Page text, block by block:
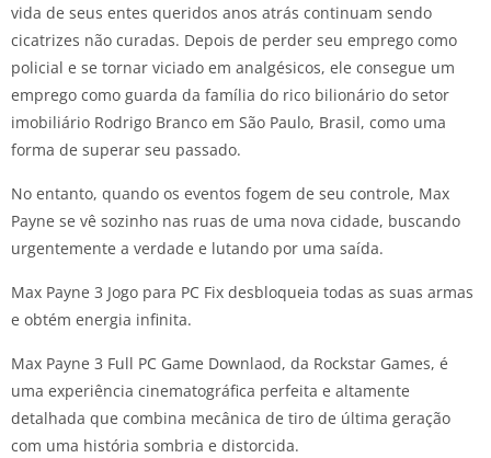
vida de seus entes queridos anos atrás continuam sendo
cicatrizes não curadas. Depois de perder seu emprego como
policial e se tornar viciado em analgésicos, ele consegue um
emprego como guarda da família do rico bilionário do setor
imobiliário Rodrigo Branco em São Paulo, Brasil, como uma
forma de superar seu passado.
No entanto, quando os eventos fogem de seu controle, Max
Payne se vê sozinho nas ruas de uma nova cidade, buscando
urgentemente a verdade e lutando por uma saída.
Max Payne 3 Jogo para PC Fix desbloqueia todas as suas armas
e obtém energia infinita.
Max Payne 3 Full PC Game Downlaod, da Rockstar Games, é
uma experiência cinematográfica perfeita e altamente
detalhada que combina mecânica de tiro de última geração
com uma história sombria e distorcida.